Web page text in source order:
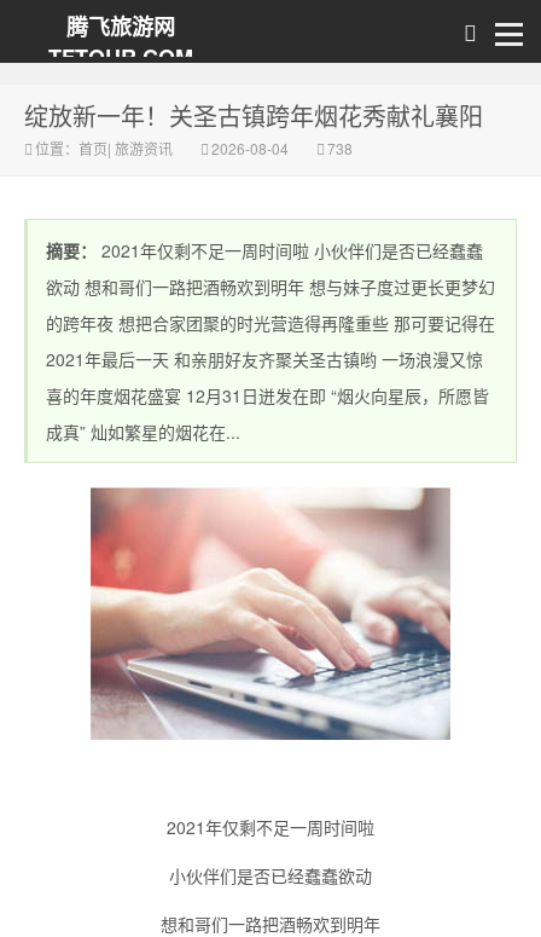
腾飞旅游网
TFTOUR.COM
绽放新一年！关圣古镇跨年烟花秀献礼襄阳
位置： 首页| 旅游资讯 2026-08-04 738
摘要：
2021年仅剩不足一周时间啦 小伙伴们是否已经蠢蠢
欲动 想和哥们一路把酒畅欢到明年 想与妹子度过更长更梦幻
的跨年夜 想把合家团聚的时光营造得再隆重些 那可要记得在
2021年最后一天 和亲朋好友齐聚关圣古镇哟 一场浪漫又惊
喜的年度烟花盛宴 12月31日迸发在即 “烟火向星辰，所愿皆
成真” 灿如繁星的烟花在...
2021年仅剩不足一周时间啦
小伙伴们是否已经蠢蠢欲动
想和哥们一路把酒畅欢到明年